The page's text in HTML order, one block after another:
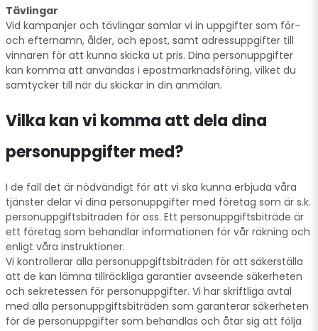
Tävlingar
Vid kampanjer och tävlingar samlar vi in uppgifter som för-
och efternamn, ålder, och epost, samt adressuppgifter till
vinnaren för att kunna skicka ut pris. Dina personuppgifter
kan komma att användas i epostmarknadsföring, vilket du
samtycker till när du skickar in din anmälan.
Vilka kan vi komma att dela dina
personuppgifter med?
I de fall det är nödvändigt för att vi ska kunna erbjuda våra
tjänster delar vi dina personuppgifter med företag som är s.k.
personuppgiftsbiträden för oss. Ett personuppgiftsbiträde är
ett företag som behandlar informationen för vår räkning och
enligt våra instruktioner.
Vi kontrollerar alla personuppgiftsbiträden för att säkerställa
att de kan lämna tillräckliga garantier avseende säkerheten
och sekretessen för personuppgifter. Vi har skriftliga avtal
med alla personuppgiftsbiträden som garanterar säkerheten
för de personuppgifter som behandlas och åtar sig att följa